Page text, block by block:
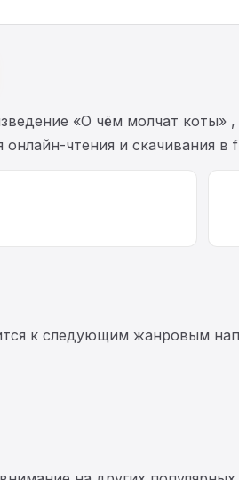
«О чём молчат коты»
чтения и скачивания в
к следующим жанровым